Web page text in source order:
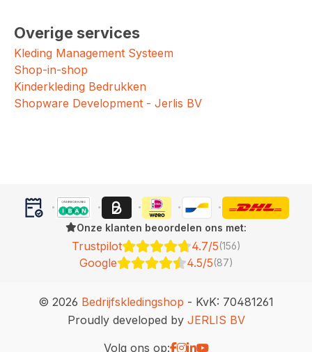
Overige services
Kleding Management Systeem
Shop-in-shop
Kinderkleding Bedrukken
Shopware Development - Jerlis BV
Onze klanten beoordelen ons met:
Trustpilot 4.7/5(156)
Google 4.5/5(87)
© 2026 Bedrijfskledingshop - KvK: 70481261
Proudly developed by JERLIS BV
Volg ons op: